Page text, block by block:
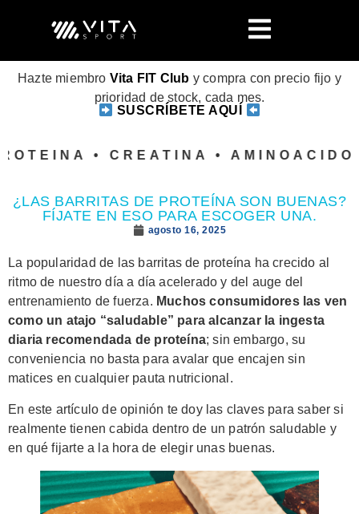
Hazte miembro Vita FIT Club y compra con precio fijo y
prioridad de stock, cada mes.
SUSCRÍBETE AQUÍ
• CREATINA •
¿LAS BARRITAS DE PROTEÍNA SON BUENAS?
FÍJATE EN ESO PARA ESCOGER UNA.
agosto 16, 2025
La popularidad de las barritas de proteína ha crecido al
ritmo de nuestro día a día acelerado y del auge del
entrenamiento de fuerza. Muchos consumidores las ven
como un atajo “saludable” para alcanzar la ingesta
diaria recomendada de proteína; sin embargo, su
conveniencia no basta para avalar que encajen sin
matices en cualquier pauta nutricional.
En este artículo de opinión te doy las claves para saber si
realmente tienen cabida dentro de un patrón saludable y
en qué fijarte a la hora de elegir unas buenas.